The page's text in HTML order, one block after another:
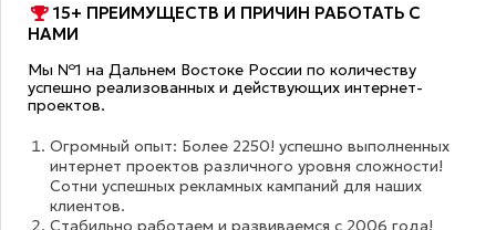
15+ ПРЕИМУЩЕСТВ И ПРИЧИН РАБОТАТЬ С
НАМИ
Мы №1 на Дальнем Востоке России по количеству
успешно реализованных и действующих интернет-
проектов.
Огромный опыт: Более 2250! успешно выполненных
интернет проектов различного уровня сложности!
Сотни успешных рекламных кампаний для наших
клиентов.
Стабильно работаем и развиваемся с 2006 года!